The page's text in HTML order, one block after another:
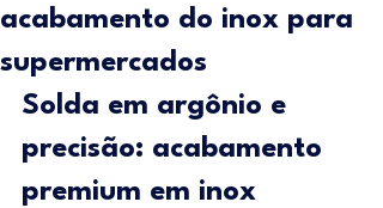
acabamento do inox para
supermercados
Solda em argônio e
precisão: acabamento
premium em inox